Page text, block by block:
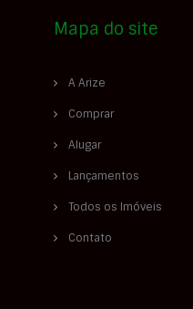
Mapa do site
A Arize
Comprar
Alugar
Lançamentos
Todos os Imóveis
Contato